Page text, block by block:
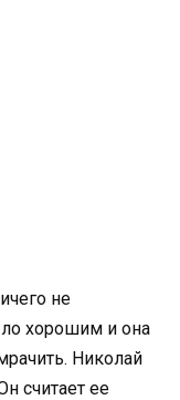
не
хорошим и она
Николай
считает ее